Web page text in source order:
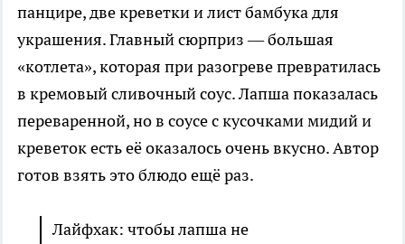
панцире, две креветки и лист бамбука для
украшения. Главный сюрприз — большая
«котлета», которая при разогреве превратилась
в кремовый сливочный соус. Лапша показалась
переваренной, но в соусе с кусочками мидий и
креветок есть её оказалось очень вкусно. Автор
готов взять это блюдо ещё раз.
Лайфхак: чтобы лапша не